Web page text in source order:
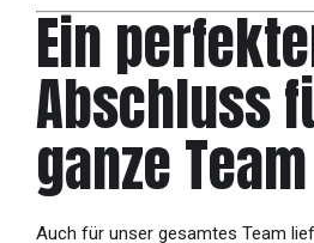
Ein
Abschluss
ganze Team
Auch für unser gesamtes Team